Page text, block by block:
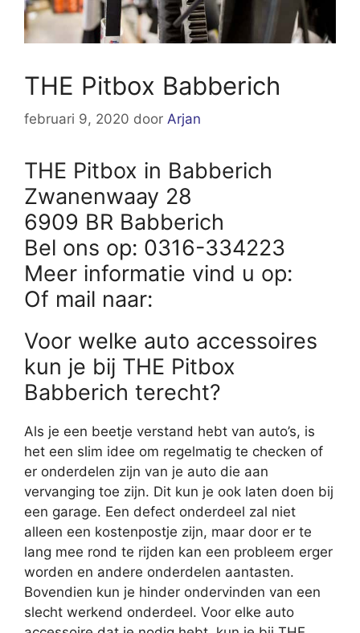
THE Pitbox Babberich
februari 9, 2020 door Arjan
THE Pitbox in Babberich
Zwanenwaay 28
6909 BR Babberich
Bel ons op: 0316-334223
Meer informatie vind u op:
Of mail naar:
Voor welke auto accessoires
kun je bij THE Pitbox
Babberich terecht?
Als je een beetje verstand hebt van auto’s, is
het een slim idee om regelmatig te checken of
er onderdelen zijn van je auto die aan
vervanging toe zijn. Dit kun je ook laten doen bij
een garage. Een defect onderdeel zal niet
alleen een kostenpostje zijn, maar door er te
lang mee rond te rijden kan een probleem erger
worden en andere onderdelen aantasten.
Bovendien kun je hinder ondervinden van een
slecht werkend onderdeel. Voor elke auto